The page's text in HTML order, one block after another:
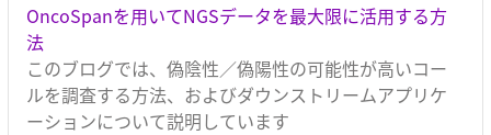
OncoSpanを用いてNGSデータを最大限に活用する方
法
このブログでは、偽陰性／偽陽性の可能性が高いコー
ルを調査する方法、およびダウンストリームアプリケ
ーションについて説明しています